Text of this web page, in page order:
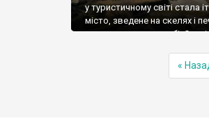
у туристичному світі стала
місто, зведене на скелях і
центральному пагорбі.
неї котяться донизу.
ЮНЕСКО, вона дуже відома,
«